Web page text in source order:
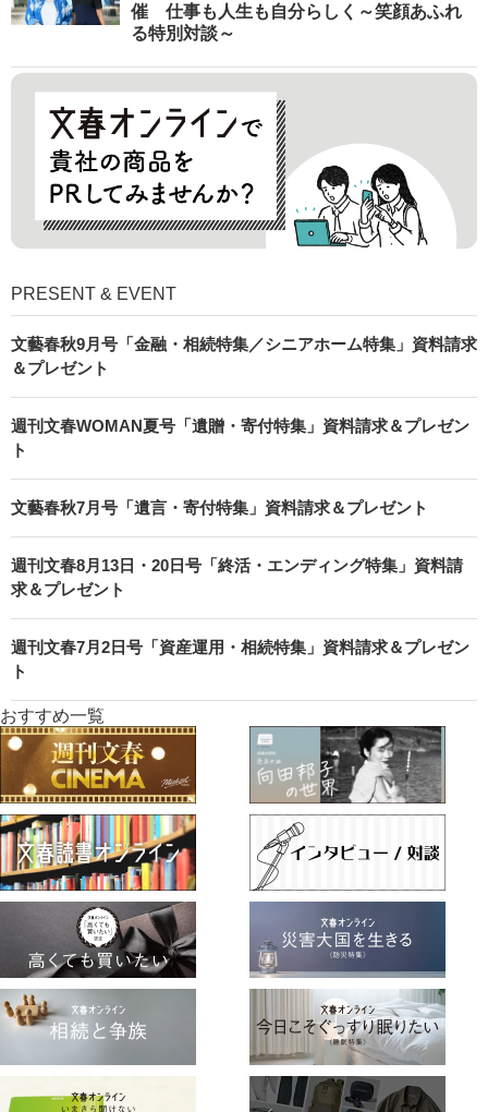
催 仕事も人生も自分らしく～笑顔あふれ
る特別対談～
PRESENT & EVENT
文藝春秋9月号「金融・相続特集／シニアホーム特集」資料請求
＆プレゼント
週刊文春WOMAN夏号「遺贈・寄付特集」資料請求＆プレゼン
ト
文藝春秋7月号「遺言・寄付特集」資料請求＆プレゼント
週刊文春8月13日・20日号「終活・エンディング特集」資料請
求＆プレゼント
週刊文春7月2日号「資産運用・相続特集」資料請求＆プレゼン
ト
おすすめ一覧